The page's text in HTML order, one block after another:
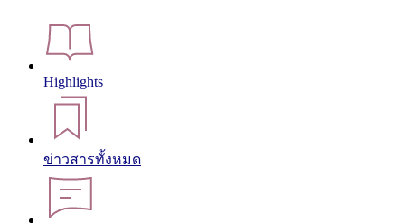
Highlights
ข่าวสารทั้งหมด